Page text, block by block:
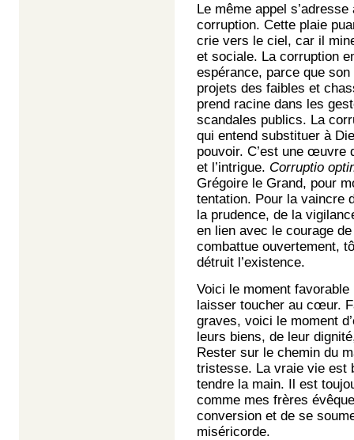
Le même appel
corruption. Cette plaie
crie vers le ciel, car il
et sociale. La corruption
espérance, parce que
projets des faibles et
prend racine dans les
scandales publics. La
qui entend substituer à
pouvoir. C’est une œuvre
et l’intrigue. Corruptio
Grégoire le Grand, pour
tentation. Pour la vaincre
la prudence, de la
en lien avec le courage
combattue ouvertement,
détruit l’existence.
Voici le moment
laisser toucher au cœur.
graves, voici le moment
leurs biens, de leur
Rester sur le chemin du
tristesse. La vraie vie est
tendre la main. Il est
comme mes frères
conversion et de se
miséricorde.